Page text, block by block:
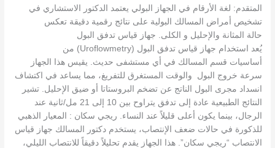
المتقدم: لغة الأرقام في الجهاز البولي يعتمد الدكتور الاستشاري في
تشخيص أمراض المسالك البولية على نتائج رقمية دقيقة تعكس
حالة المثانة والإحليل و الكلى. جهاز قياس تدفق البول
يُعد استخدام جهاز قياس تدفق البول (Uroflowmetry) من
أساسيات قسم المسالك في أي مستشفى حديث. يقيس هذا الجهاز
سرعة خروج البول والوقت المستغرق للتفريغ، مما يساعد في اكتشاف
انسداد مجرى البول الناتج عن تضخم البروستاتا أو ضيق الإحليل. تشير
النتائج الطبيعية عادة إلى تدفق يتراوح بين 10 إلى 21 مل/ثانية عند
الرجال، بينما يكون أعلى قليلاً عند النساء. ريجي سكان : المعيار الذهبي
للذكورة في حالات ضعف الإنتصاب، يستخدم دكتور المسالك جهاز قياس
الانتصاب “ريجي سكان”. هذا الجهاز يقدم تحليلاً دقيقاً للانتصاب الليلي،